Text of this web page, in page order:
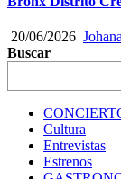
20/06/2026
Buscar
Cultura
Entrevistas
Estrenos